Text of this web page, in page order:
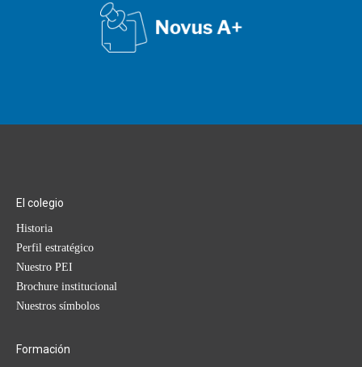
El colegio
Historia
Perfil estratégico
Nuestro PEI
Brochure institucional
Nuestros símbolos
Formación